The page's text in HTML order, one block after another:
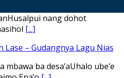
nang dohot
[...]
Lase – Gudangnya Lagu Nias